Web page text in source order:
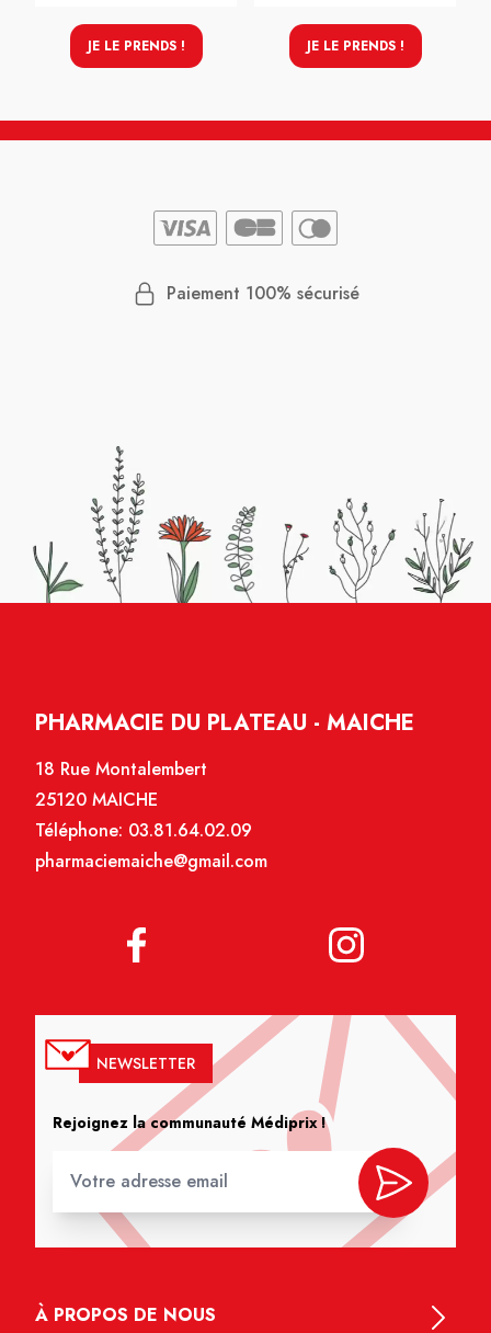
JE LE PRENDS ! JE LE PRENDS !
Paiement 100% sécurisé
PHARMACIE DU PLATEAU - MAICHE
18 Rue Montalembert
25120 MAICHE
Téléphone: 03.81.64.02.09
pharmaciemaiche@gmail.com
NEWSLETTER
Rejoignez la communauté Médiprix !
À PROPOS DE NOUS